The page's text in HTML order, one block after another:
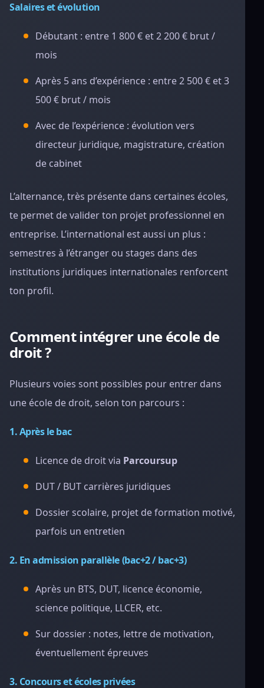
Salaires et évolution
Débutant : entre 1 800 € et 2 200 € brut /
mois
Après 5 ans d’expérience : entre 2 500 € et 3
500 € brut / mois
Avec de l’expérience : évolution vers
directeur juridique, magistrature, création
de cabinet
L’alternance, très présente dans certaines écoles,
te permet de valider ton projet professionnel en
entreprise. L’international est aussi un plus :
semestres à l’étranger ou stages dans des
institutions juridiques internationales renforcent
ton profil.
Comment intégrer une école de
droit ?
Plusieurs voies sont possibles pour entrer dans
une école de droit, selon ton parcours :
1. Après le bac
Licence de droit via Parcoursup
DUT / BUT carrières juridiques
Dossier scolaire, projet de formation motivé,
parfois un entretien
2. En admission parallèle (bac+2 / bac+3)
Après un BTS, DUT, licence économie,
science politique, LLCER, etc.
Sur dossier : notes, lettre de motivation,
éventuellement épreuves
3. Concours et écoles privées